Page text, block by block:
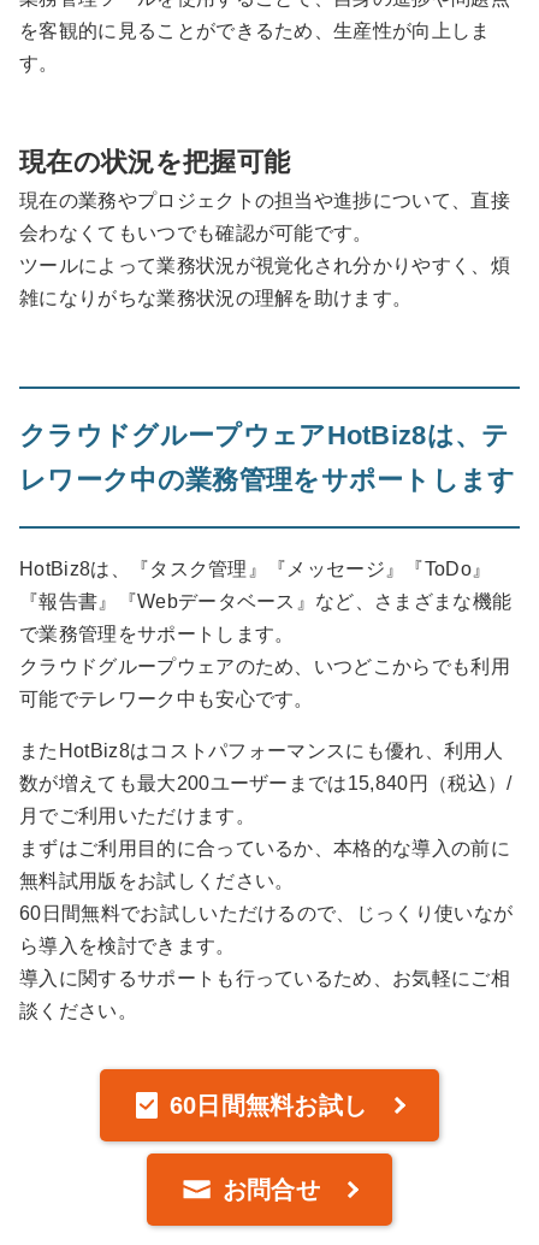
を客観的に見ることができるため、生産性が向上しま
す。
現在の状況を把握可能
現在の業務やプロジェクトの担当や進捗について、直接
会わなくてもいつでも確認が可能です。
ツールによって業務状況が視覚化され分かりやすく、煩
雑になりがちな業務状況の理解を助けます。
クラウドグループウェアHotBiz8は、テ
レワーク中の業務管理をサポートします
HotBiz8は、『タスク管理』『メッセージ』『ToDo』
『報告書』『Webデータベース』など、さまざまな機能
で業務管理をサポートします。
クラウドグループウェアのため、いつどこからでも利用
可能でテレワーク中も安心です。
またHotBiz8はコストパフォーマンスにも優れ、利用人
数が増えても最大200ユーザーまでは15,840円（税込）/
月でご利用いただけます。
まずはご利用目的に合っているか、本格的な導入の前に
無料試用版をお試しください。
60日間無料でお試しいただけるので、じっくり使いなが
ら導入を検討できます。
導入に関するサポートも行っているため、お気軽にご相
談ください。
60日間無料お試し
お問合せ